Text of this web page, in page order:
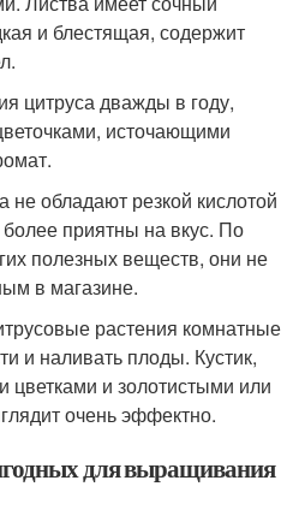
и блестящая, содержит
цитруса дважды в году,
источающими
обладают резкой кислотой
приятны на вкус. По
полезных веществ, они не
в магазине.
растения комнатные
и наливать плоды. Кустик,
и золотистыми или
очень эффектно.
для выращивания